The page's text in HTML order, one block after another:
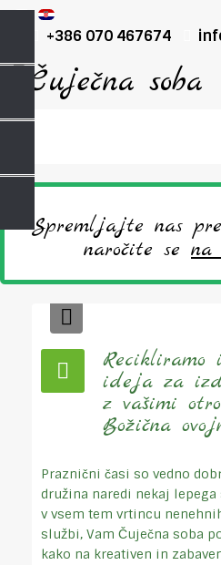
+386 070 467674
Spremljajte nas
naročite se na
Recikliramo
ideja za
z vašimi
Božična
Praznični časi so vedno
družina naredi nekaj
v vsem tem vrtincu
službi, Vam Čuječna soba
kako na kreativen in